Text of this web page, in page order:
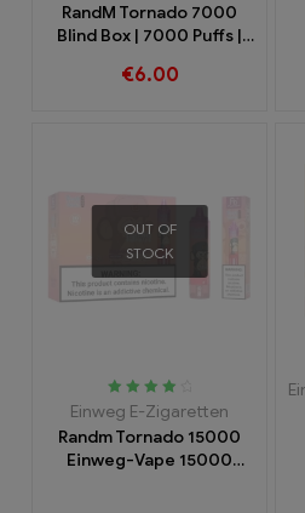
RandM Tornado 7000
Blind Box | 7000 Puffs |
€6.00
OUT OF
STOCK
Bewertet
Einweg E-Zigaretten
Randm Tornado 15000
Einweg-Vape 15000